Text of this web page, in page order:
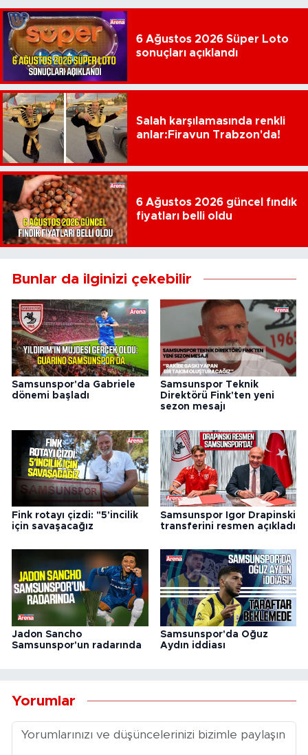
6 Ağustos 2026 Süper Loto
sonuçları açıklandı
Salah karşılamasında renkli
anlar:Firavun Trabzon'da!
6 Ağustos 2026 güncel fındık
fiyatları belli oldu
Bunlar da ilginizi çekebilir
Samsunspor'da Gabriele
dönemi başladı
Samsunspor Teknik
Direktörü Fink'ten yeni
sezon mesajı
Fink rotayı çizdi: "5'incilik
için savaşacağız
Samsunspor Igor Drapinski
transferini resmen açıkladı
Jadon Sancho
Samsunspor'un radarında
Samsunspor'da Oğuz
Aydın iddiası
Yorumlar